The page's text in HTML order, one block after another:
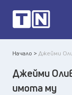
Начало >Джейми
Джейми
имота му